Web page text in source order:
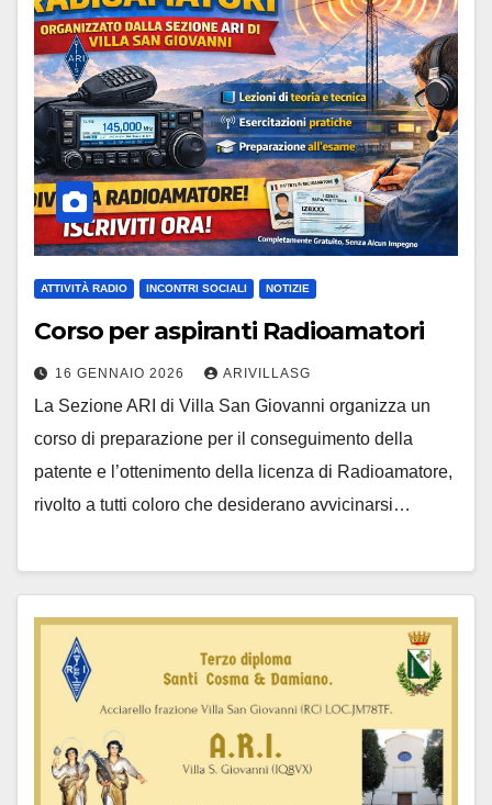
ATTIVITÀ RADIO INCONTRI SOCIALI NOTIZIE
Corso per aspiranti Radioamatori
16 GENNAIO 2026 ARIVILLASG
La Sezione ARI di Villa San Giovanni organizza un
corso di preparazione per il conseguimento della
patente e l’ottenimento della licenza di Radioamatore,
rivolto a tutti coloro che desiderano avvicinarsi…